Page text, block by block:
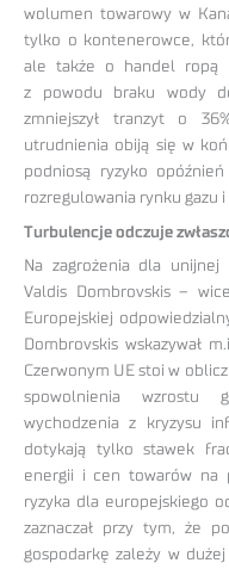
wolumen towarowy w
tylko o kontenerowce,
ale także o handel ropą i
z powodu braku wody
zmniejszył tranzyt o
utrudnienia obiją się w
podniosą ryzyko
rozregulowania rynku gazu i
Turbulencje odczuje
Na zagrożenia dla unijnej
Valdis Dombrovskis –
Europejskiej
Dombrovskis wskazywał
Czerwonym UE stoi w
spowolnienia wzrostu
wychodzenia z kryzysu
dotykają tylko stawek
energii i cen towarów na
ryzyka dla europejskiego
zaznaczał przy tym, że
gospodarkę zależy w